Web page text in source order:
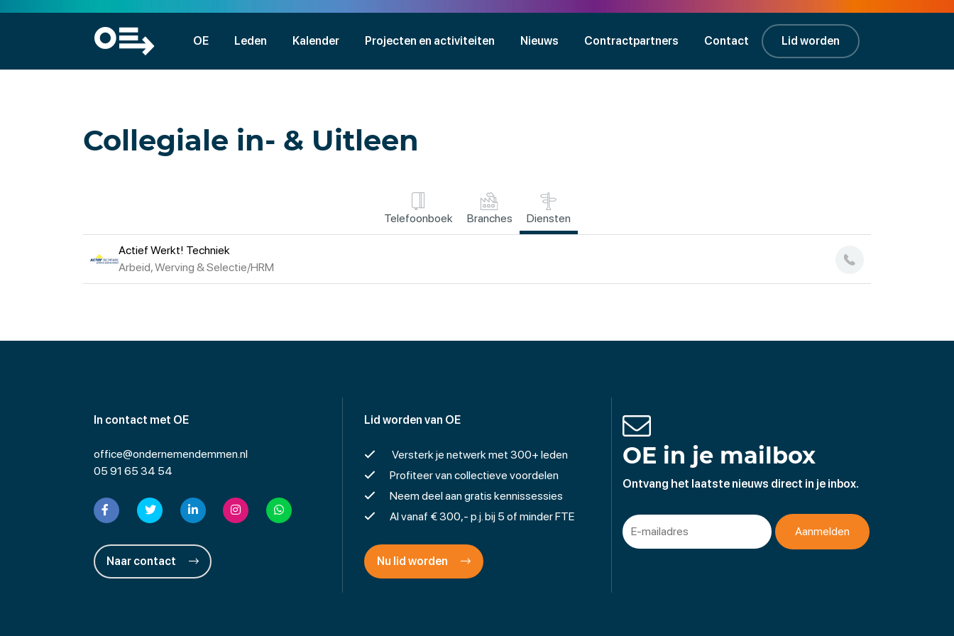
OE Leden Kalender Projecten en activiteiten Nieuws Contractpartners Contact Lid worden
Collegiale in- & Uitleen
Telefoonboek Branches Diensten
Actief Werkt! Techniek
Arbeid, Werving & Selectie/HRM
In contact met OE
office@ondernemendemmen.nl
05 91 65 34 54
Naar contact
Lid worden van OE
Versterk je netwerk met 300+ leden
Profiteer van collectieve voordelen
Neem deel aan gratis kennissessies
Al vanaf € 300,- p.j. bij 5 of minder FTE
Nu lid worden
OE in je mailbox
Ontvang het laatste nieuws direct in je inbox.